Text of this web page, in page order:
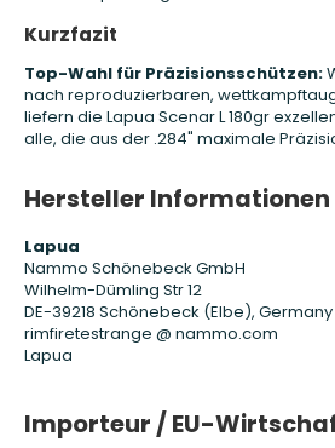
Kurzfazit
Top-Wahl für Präzisionsschützen:
nach reproduzierbaren,
liefern die Lapua Scenar L 180gr
alle, die aus der .284" maximale
Hersteller Informationen
Lapua
Nammo Schönebeck GmbH
Wilhelm-Dümling Str 12
DE-39218 Schönebeck (Elbe), Germany
rimfiretestrange @ nammo.com
Lapua
Importeur / EU-